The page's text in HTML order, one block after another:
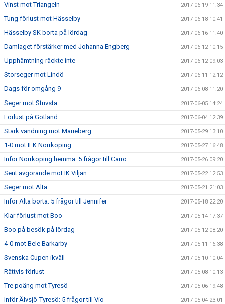
Vinst mot Triangeln 2017-06-19 11:34
Tung förlust mot Hässelby 2017-06-18 10:41
Hässelby SK borta på lördag 2017-06-16 11:40
Damlaget förstärker med Johanna Engberg 2017-06-12 10:15
Upphämtning räckte inte 2017-06-12 09:03
Storseger mot Lindö 2017-06-11 12:12
Dags för omgång 9 2017-06-08 11:20
Seger mot Stuvsta 2017-06-05 14:24
Förlust på Gotland 2017-06-04 12:39
Stark vändning mot Marieberg 2017-05-29 13:10
1-0 mot IFK Norrköping 2017-05-27 16:48
Inför Norrköping hemma: 5 frågor till Carro 2017-05-26 09:20
Sent avgörande mot IK Viljan 2017-05-22 12:53
Seger mot Älta 2017-05-21 21:03
Inför Älta borta: 5 frågor till Jennifer 2017-05-18 22:20
Klar förlust mot Boo 2017-05-14 17:37
Boo på besök på lördag 2017-05-12 08:20
4-0 mot Bele Barkarby 2017-05-11 16:38
Svenska Cupen ikväll 2017-05-10 10:04
Rättvis förlust 2017-05-08 10:13
Tre poäng mot Tyresö 2017-05-06 19:48
Inför Älvsjö-Tyresö: 5 frågor till Vio 2017-05-04 23:01